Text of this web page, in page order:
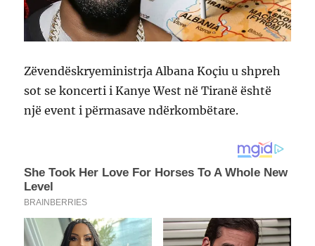
Zëvendëskryeministrja Albana Koçiu u shpreh
sot se koncerti i Kanye West në Tiranë është
një event i përmasave ndërkombëtare.